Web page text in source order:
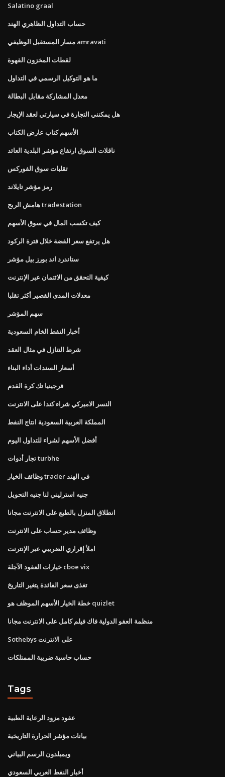
Salatino graal
حساب التداول الظاهري الهند
مسار المستقبل الوظيفي amravati
لقطات المخزون القهوة
ما هو التوكيل الرسمي في التداول
معدل المشاركة مقابل البطالة
هل يمكنني التجارة في سيارتي لعقد الإيجار
الأسهم كتاب عارض الكتاب
ناقلات السوق ارتفاع مؤشر البلدية العائد
تقلبات سوق الفوركس
رمز مؤشر تايلاند
هامش الربح tradestation
كيف تكسب المال في سوق الأسهم
هل يرتفع سعر الفضة خلال فترة الركود
ستاندرد اند بورز بيل مؤشر
كيفية التحقق من الائتمان عبر الإنترنت
معدلات المدى القصير أكثر تقلبا
سهم المؤشر
أخبار النفط الخام السعودية
شرط التنازل في مثال العقد
أسعار السندات أداء البناء
فرجينيا تك كرة القدم
النسر الاميركي شراء كندا على الانترنت
المملكة العربية السعودية انتاج النفط
أفضل الأسهم لشراء للتداول اليوم
تجار أدوات turbhe
وظائف الخيار trader في الهند
جنيه استرليني لنا جنيه التحويل
انطلاق المنزل بالطبع على الانترنت مجانا
وظائف مدير حساب على الانترنت
املأ إقراري الضريبي عبر الإنترنت
خيارات العقود الآجلة cboe vix
تغذى سعر الفائدة يتغير التاريخ
خطة الخيار الأسهم الموظف هو quizlet
منظمة العفو الدولية فاك فيلم كامل على الانترنت مجانا
Sothebys على الانترنت
حساب حاسبة ضريبة الممتلكات
Tags
عقود مزود الرعاية الطبية
بيانات مؤشر الحرارة التاريخية
ويمبلدون الرسم البياني
أخبار النفط العربي السعودي